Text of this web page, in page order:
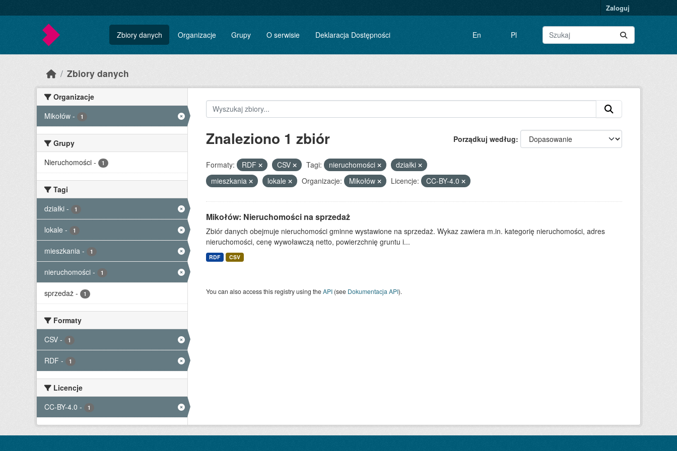
Zaloguj
Zbiory danych Organizacje Grupy O serwisie Deklaracja Dostępności En Pl
Zbiory danych
Organizacje
Mikołów - 1
Grupy
Nieruchomości - 1
Tagi
działki - 1
lokale - 1
mieszkania - 1
nieruchomości - 1
sprzedaż - 1
Formaty
CSV - 1
RDF - 1
Licencje
CC-BY-4.0 - 1
Porządkuj według
Znaleziono 1 zbiór
Formaty: RDF CSV Tagi: nieruchomości
działki
mieszkania
lokale Organizacje: Mikołów Licencje: CC-BY-4.0
Mikołów: Nieruchomości na sprzedaż
Zbiór danych obejmuje nieruchomości gminne wystawione na sprzedaż. Wykaz zawiera m.in. kategorię nieruchomości, adres
nieruchomości, cenę wywoławczą netto, powierzchnię gruntu i...
RDF CSV
You can also access this registry using theAPI(see Dokumentacja API).